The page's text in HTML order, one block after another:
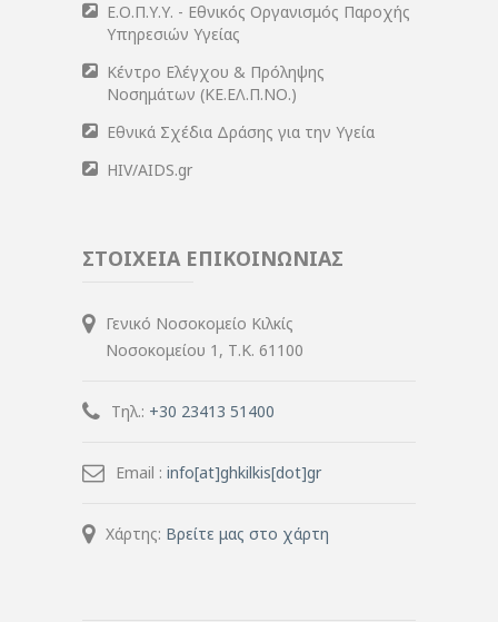
Ε.Ο.Π.Υ.Υ. - Εθνικός Οργανισμός Παροχής
Υπηρεσιών Υγείας
Κέντρο Ελέγχου & Πρόληψης
Νοσημάτων (ΚΕ.ΕΛ.Π.ΝΟ.)
Εθνικά Σχέδια Δράσης για την Υγεία
HIV/AIDS.gr
ΣΤΟΙΧΕΙΑ ΕΠΙΚΟΙΝΩΝΙΑΣ
Γενικό Νοσοκομείο Κιλκίς
Νοσοκομείου 1, Τ.Κ. 61100
Τηλ.: +30 23413 51400
Email : info[at]ghkilkis[dot]gr
Χάρτης: Βρείτε μας στο χάρτη